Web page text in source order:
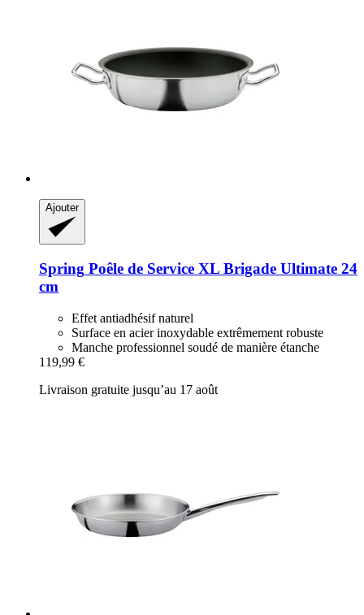
Ajouter
Spring Poêle de Service XL Brigade Ultimate 24
cm
Effet antiadhésif naturel
Surface en acier inoxydable extrêmement robuste
Manche professionnel soudé de manière étanche
119,99 €
Livraison gratuite jusqu’au 17 août